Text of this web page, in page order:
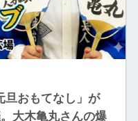
旦おもてなし」が
大木亀丸さんの爆